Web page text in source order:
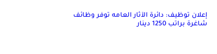
إعلان توظيف: دائرة الآثار العامه توفر وظائف
شاغرة براتب 1250 دينار